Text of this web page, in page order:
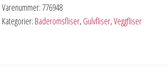
Varenummer: 776948
Kategorier: Baderomsfliser, Gulvfliser,Veggfliser